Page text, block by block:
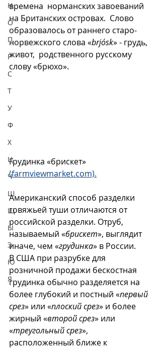
Н
О
П
Р
С
Т
У
Ф
Х
Ц
Ч
Ш
Щ
Ы
Э
Ю
Я
времена  норманских завоеваний
на Британских островах.  Слово
образовалось от раннего старо-
норвежского слова «brjósk» - грудь,
живот,  родственного русскому
слову «брюхо».
Грудинка «брискет»
(farmviewmarket.com).
Американский способ разделки
говяжьей туши отличаются от
российской разделки. Отруб,
называемый «брискет», выглядит
иначе, чем «грудинка» в России.
В США при разрубке для
розничной продажи бескостная
грудинка обычно разделяется на
более глубокий и постный «первый
срез» или «плоский срез» и более
жирный «второй срез» или
«треугольный срез»,
расположенный ближе к